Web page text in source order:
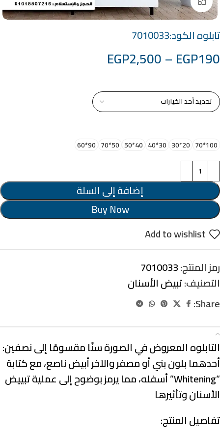
تابلوه الكود:7010033
EGP190
–
EGP2,500
100*70
20*30
30*40
40*50
50*70
90*60
إضافة إلى السلة
Buy Now
Add to wishlist
رمز المنتج:7010033
التصنيف:تبيض الأسنان
Share:
التابلوه المعروض في الصورة سنًا مقسومًا إلى نصفين:
أحدهما بلون بني أو مصفر والآخر أبيض ناصع، مع كتابة
“Whitening” أسفله، مما يرمز بوضوح إلى عملية تبييض
الأسنان وتأثيرها
تفاصيل المنتج: